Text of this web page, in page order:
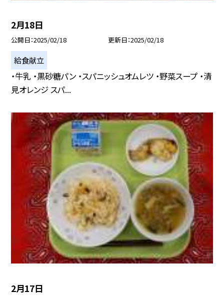
2月18日
公開日 2025/02/18 更新日 2025/02/18
給食献立
・牛乳 ・黒砂糖パン ・スパニッシュオムレツ ・野菜スープ ・清
見オレンジ スパ...
2月17日